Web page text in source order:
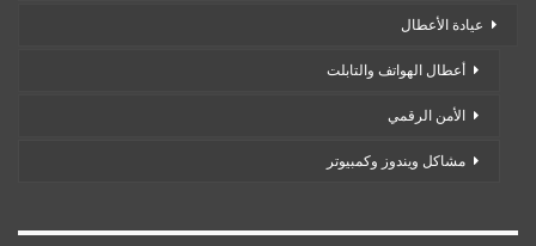
عيادة الأعطال
أعطال الهواتف والتابلت
الأمن الرقمي
مشاكل ويندوز وكمبيوتر